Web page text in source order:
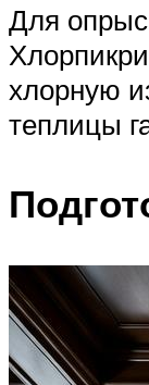
Для
хлорную
теплицы